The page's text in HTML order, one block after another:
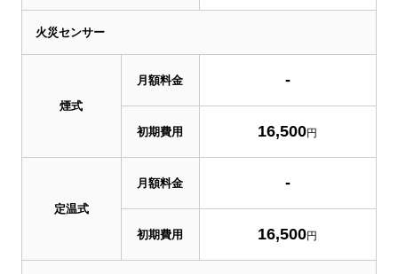
火災センサー
煙式
月額料金 -
初期費用 16,500円
定温式
月額料金 -
初期費用 16,500円